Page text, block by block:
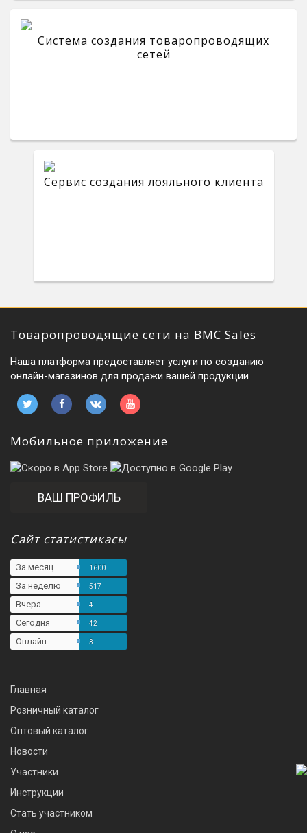
Система создания товаропроводящих
сетей
Сервис создания лояльного клиента
Товаропроводящие сети на BMC Sales
Наша платформа предоставляет услуги по созданию
онлайн-магазинов для продажи вашей продукции
Мобильное приложение
ВАШ ПРОФИЛЬ
Сайт статистикасы
За месяц 1600
За неделю 517
Вчера 4
Сегодня 42
Онлайн: 3
Главная
Розничный каталог
Оптовый каталог
Новости
Участники
Инструкции
Стать участником